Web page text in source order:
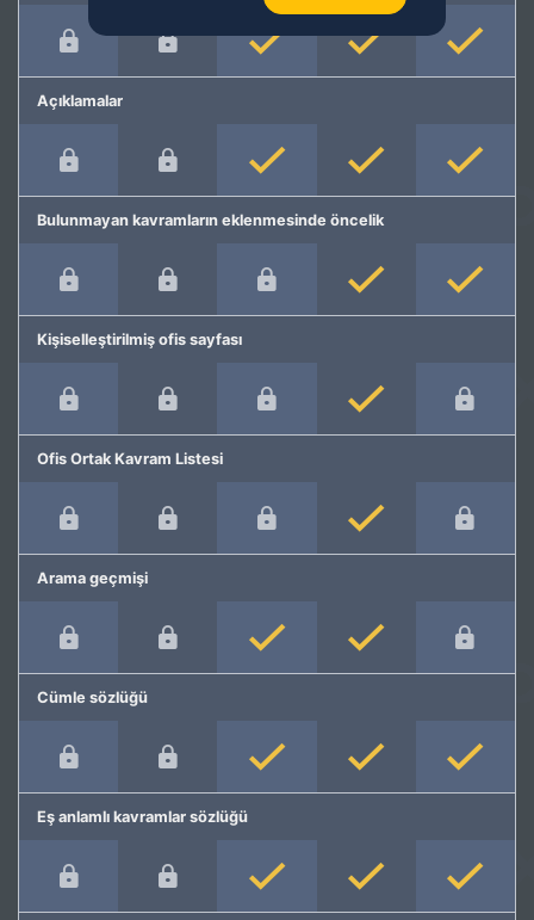
Açıklamalar
Bulunmayan kavramların eklenmesinde öncelik
Kişiselleştirilmiş ofis sayfası
Ofis Ortak Kavram Listesi
Arama geçmişi
Cümle sözlüğü
Eş anlamlı kavramlar sözlüğü